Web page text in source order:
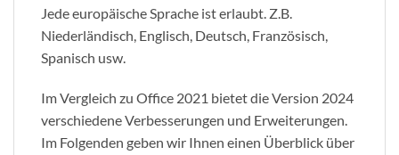
Jede europäische Sprache ist erlaubt. Z.B.
Niederländisch, Englisch, Deutsch, Französisch,
Spanisch usw.
Im Vergleich zu Office 2021 bietet die Version 2024
verschiedene Verbesserungen und Erweiterungen.
Im Folgenden geben wir Ihnen einen Überblick über